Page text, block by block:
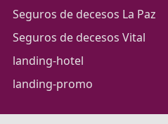
Seguros de decesos La Paz
Seguros de decesos Vital
landing-hotel
landing-promo